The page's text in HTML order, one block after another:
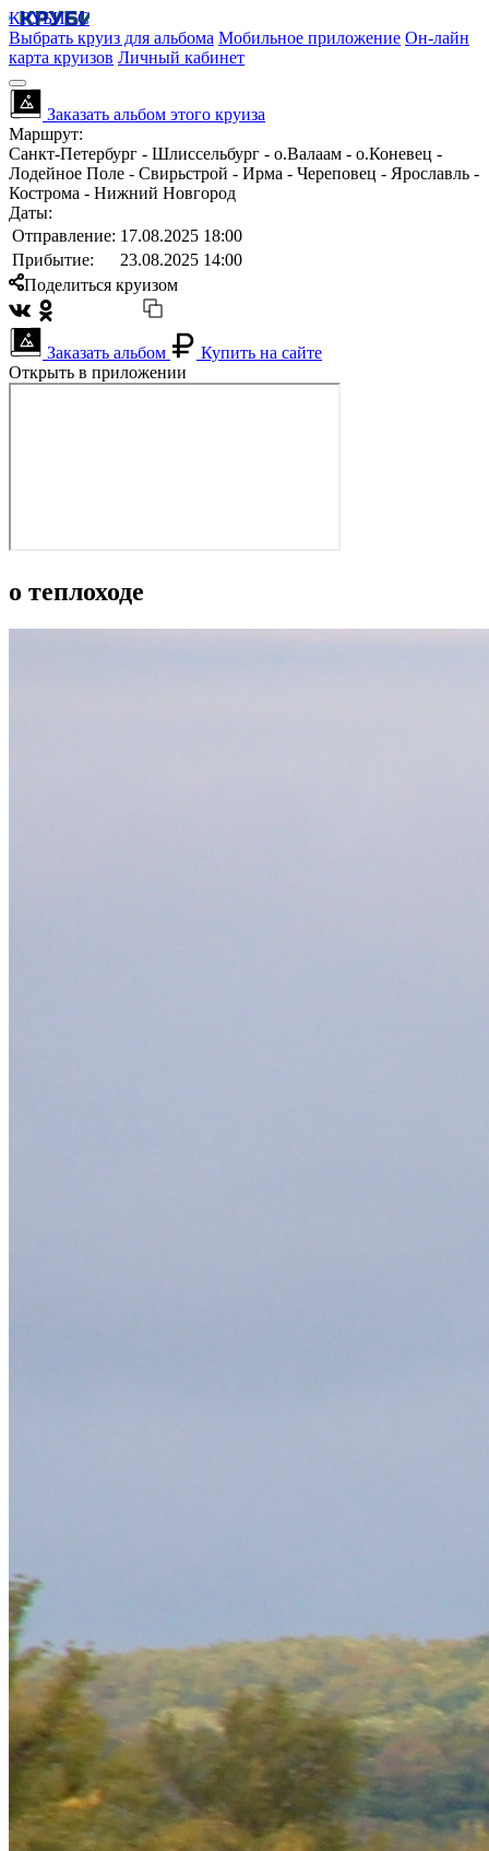
КРУБИСС
Выбрать круиз для альбома Мобильное приложение Он-лайн
карта круизов Личный кабинет
Заказать альбом этого круиза
Маршрут:
Санкт-Петербург - Шлиссельбург - о.Валаам - о.Коневец -
Лодейное Поле - Свирьстрой - Ирма - Череповец - Ярославль -
Кострома - Нижний Новгород
Даты:
Отправление: 17.08.2025 18:00
Прибытие:
23.08.2025 14:00
Поделиться круизом
Заказать альбом
Купить на сайте
Открыть в приложении
о теплоходе